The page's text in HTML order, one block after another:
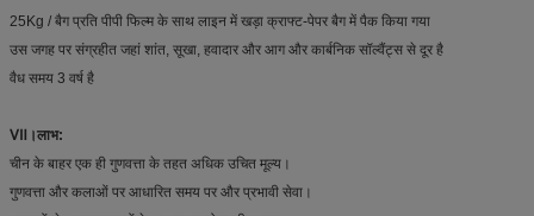
25Kg / बैग प्रति पीपी फिल्म के साथ लाइन में खड़ा क्राफ्ट-पेपर बैग में पैक किया गया
उस जगह पर संग्रहीत जहां शांत, सूखा, हवादार और आग और कार्बनिक सॉल्वैंट्स से दूर है
वैध समय 3 वर्ष है
Ⅶ।लाभ:
चीन के बाहर एक ही गुणवत्ता के तहत अधिक उचित मूल्य।
गुणवत्ता और कलाओं पर आधारित समय पर और प्रभावी सेवा।